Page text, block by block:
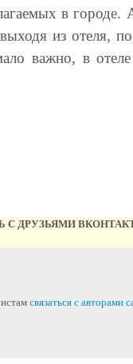
в
из отеля,
важно, в отеле
С ДРУЗЬЯМИ
связаться с авторами